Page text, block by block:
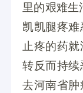
里的艰难
凯凯腿疼
止疼的药
转反而持
去河南省